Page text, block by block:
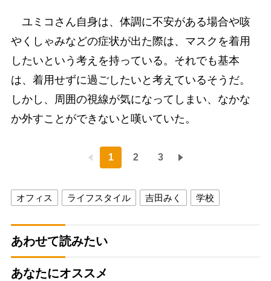
ユミコさん自身は、体調に不安がある場合や咳
やくしゃみなどの症状が出た際は、マスクを着用
したいという考えを持っている。それでも基本
は、着用せずに過ごしたいと考えているそうだ。
しかし、周囲の視線が気になってしまい、なかな
か外すことができないと嘆いていた。
1 2 3
オフィス ライフスタイル 吉田みく 学校
あわせて読みたい
あなたにオススメ